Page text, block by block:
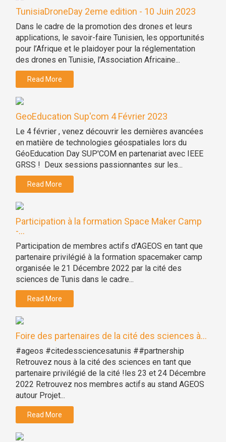
TunisiaDroneDay 2eme edition - 10 Juin 2023
Dans le cadre de la promotion des drones et leurs
applications, le savoir-faire Tunisien, les opportunités
pour l’Afrique et le plaidoyer pour la réglementation
des drones en Tunisie, l’Association Africaine...
Read More
GeoEducation Sup'com 4 Février 2023
Le 4 février , venez découvrir les dernières avancées
en matière de technologies géospatiales lors du
GéoEducation Day SUP'COM en partenariat avec IEEE
GRSS ! Deux sessions passionnantes sur les...
Read More
Participation à la formation Space Maker Camp
-...
Participation de membres actifs d'AGEOS en tant que
partenaire privilégié à la formation spacemaker camp
organisée le 21 Décembre 2022 par la cité des
sciences de Tunis dans le cadre...
Read More
Foire des partenaires de la cité des sciences à...
#ageos #citedessciencesatunis ##partnership
Retrouvez nous à la cité des sciences en tant que
partenaire privilégié de la cité !les 23 et 24 Décembre
2022 Retrouvez nos membres actifs au stand AGEOS
autour Projet...
Read More